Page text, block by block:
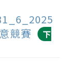
競賽
下